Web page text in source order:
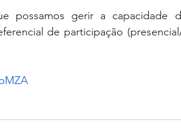
possamos gerir a capacidade
de participação